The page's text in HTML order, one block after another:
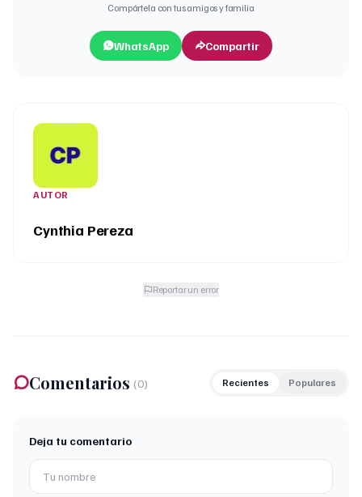
Compártela con tus amigos y familia
WhatsApp Compartir
AUTOR
Cynthia Pereza
Reportar un error
Comentarios (0) Recientes Populares
Deja tu comentario